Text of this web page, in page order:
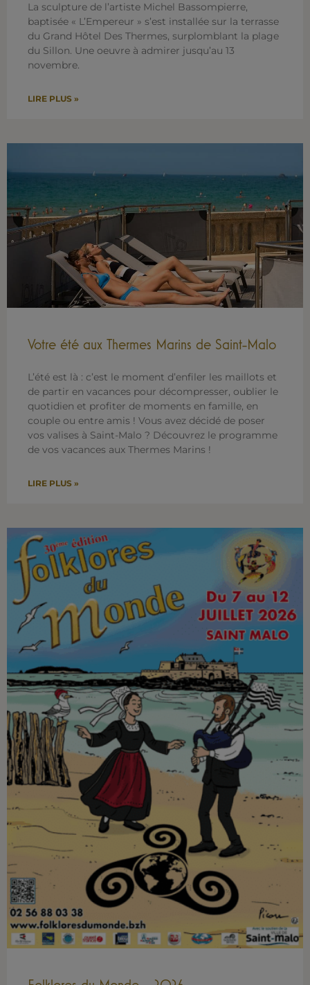
La sculpture de l’artiste Michel Bassompierre,
baptisée « L’Empereur » s’est installée sur la terrasse
du Grand Hôtel Des Thermes, surplomblant la plage
du Sillon. Une oeuvre à admirer jusqu’au 13
novembre.
LIRE PLUS »
Votre été aux Thermes Marins de Saint-Malo
L’été est là : c’est le moment d’enfiler les maillots et
de partir en vacances pour décompresser, oublier le
quotidien et profiter de moments en famille, en
couple ou entre amis ! Vous avez décidé de poser
vos valises à Saint-Malo ? Découvrez le programme
de vos vacances aux Thermes Marins !
LIRE PLUS »